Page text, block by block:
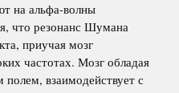
на альфа-волны
что резонанс Шумана
приучая мозг
частотах. Мозг обладая
взаимодействует с